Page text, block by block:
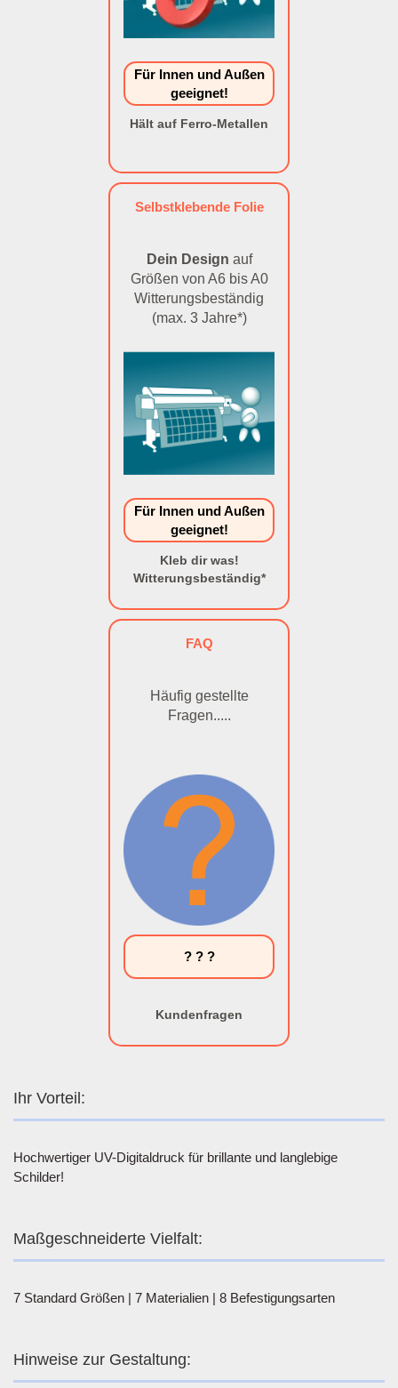
Für Innen und Außen
geeignet!
Hält auf Ferro-Metallen
Selbstklebende Folie
Dein Design auf
Größen von A6 bis A0
Witterungsbeständig
(max. 3 Jahre*)
Für Innen und Außen
geeignet!
Kleb dir was!
Witterungsbeständig*
FAQ
Häufig gestellte
Fragen.....
? ? ?
Kundenfragen
Ihr Vorteil:
Hochwertiger UV-Digitaldruck für brillante und langlebige
Schilder!
Maßgeschneiderte Vielfalt:
7 Standard Größen | 7 Materialien | 8 Befestigungsarten
Hinweise zur Gestaltung: